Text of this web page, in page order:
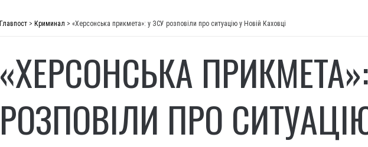
Главпост > Криминал > «Херсонська прикмета»: у ЗСУ розповіли про ситуацію у Новій Каховці
«ХЕРСОНСЬКА
РОЗПОВІЛИ ПРО